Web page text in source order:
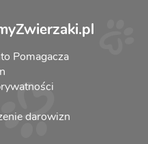
Pomagacza
darowizn